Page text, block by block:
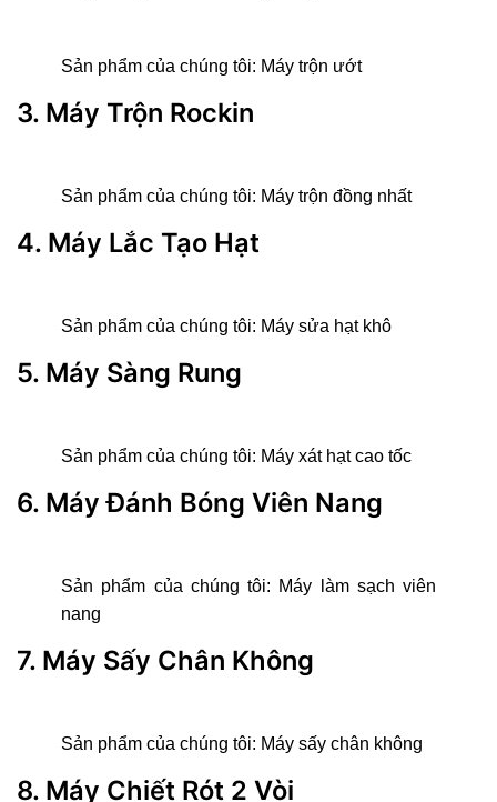
Sản phẩm của chúng tôi: Máy trộn ướt
3. Máy Trộn Rockin
Sản phẩm của chúng tôi: Máy trộn đồng nhất
4. Máy Lắc Tạo Hạt
Sản phẩm của chúng tôi: Máy sửa hạt khô
5. Máy Sàng Rung
Sản phẩm của chúng tôi: Máy xát hạt cao tốc
6. Máy Đánh Bóng Viên Nang
Sản phẩm của chúng tôi: Máy làm sạch viên
nang
7. Máy Sấy Chân Không
Sản phẩm của chúng tôi: Máy sấy chân không
8. Máy Chiết Rót 2 Vòi